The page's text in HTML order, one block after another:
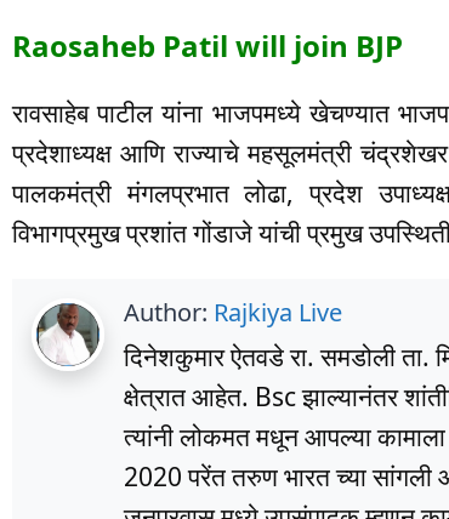
Raosaheb Patil will join BJP
रावसाहेब पाटील यांना भाजपमध्ये खेचण्यात
प्रदेशाध्यक्ष आणि राज्याचे महसूलमंत्री
पालकमंत्री मंगलप्रभात लोढा, प्रदेश
विभागप्रमुख प्रशांत गोंडाजे यांची प्रमुख
Author: Rajkiya Live
दिनेशकुमार ऐतवडे रा. समडोली ता.
क्षेत्रात आहेत. Bsc झाल्यानंतर
त्यांनी लोकमत मधून आपल्या
2020 परेंत तरुण भारत च्या सांगली